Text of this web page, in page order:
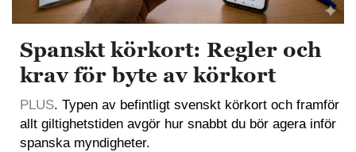
Spanskt körkort: Regler och
krav för byte av körkort
PLUS. Typen av befintligt svenskt körkort och framför
allt giltighetstiden avgör hur snabbt du bör agera inför
spanska myndigheter.